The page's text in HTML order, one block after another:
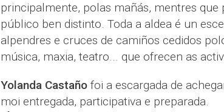
principalmente, polas mañás, mentres que
público ben distinto. Toda a aldea é un
alpendres e cruces de camiños cedidos
música, maxia, teatro... que ofrecen as
Yolanda Castañofoi a escargada de
moi entregada, participativa e preparada.